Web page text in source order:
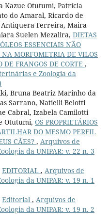
Kazue Otutumi, Patrícia
do Amaral, Ricardo de
Antiquera Ferreira, Maira
Suelen Mezalira, DIETAS
ESSENCIAIS NÃO
NA MORFOMETRIA DE VILOS
DE FRANGOS DE CORTE ,
e Zoologia da
Bruna Beatriz Marinho da
Sarrano, Natielli Belotti
Cabral, Izabela Camilotti
Otutumi, OS PROPRIETÁRIOS
DO MESMO PERFIL
CÃES? , Arquivos de
da UNIPAR: v. 22 n. 3
EDITORIAL , Arquivos de
da UNIPAR: v. 19 n. 1
Editorial , Arquivos de
da UNIPAR: v. 19 n. 2